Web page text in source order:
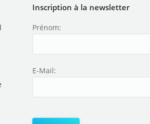
Inscription à la newsletter
Prénom:
E-Mail: